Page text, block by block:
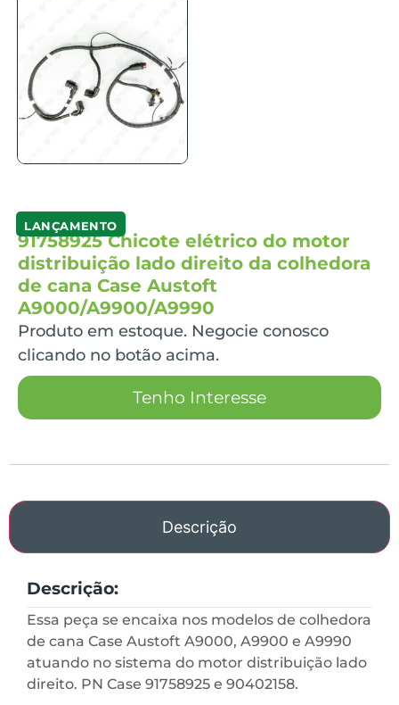
91758925 Chicote elétrico do motor
distribuição lado direito da colhedora
de cana Case Austoft
A9000/A9900/A9990
Produto em estoque. Negocie conosco
clicando no botão acima.
Tenho Interesse
LANÇAMENTO
Descrição
Descrição:
Essa peça se encaixa nos modelos de colhedora
de cana Case Austoft A9000, A9900 e A9990
atuando no sistema do motor distribuição lado
direito. PN Case 91758925 e 90402158.